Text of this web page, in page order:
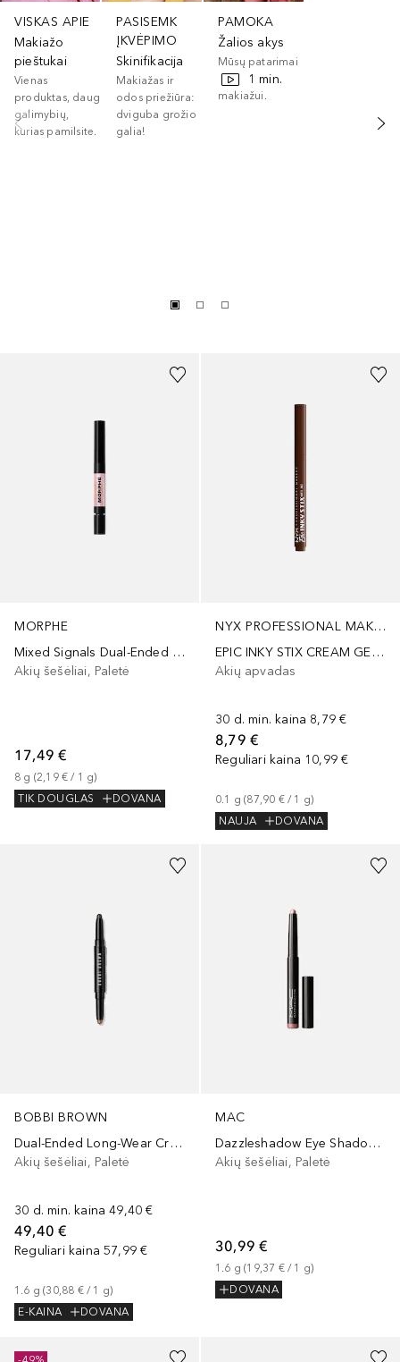
VISKAS APIE
Makiažo
pieštukai
Vienas
produktas, daug
galimybių,
kurias pamilsite.
PASISEMK
ĮKVĖPIMO
Skinifikacija
Makiažas ir
odos priežiūra:
dviguba grožio
galia!
1 min.
PAMOKA
Žalios akys
Mūsų patarimai
žalių akių
makiažui.
MORPHE
Mixed Signals Dual-Ended Cream & Liquid Shadow Stick
Akių šešėliai, Paletė
17,49 €
8 g (2,19 € / 1 g)
TIK DOUGLAS
DOVANA
NYX PROFESSIONAL MAKEUP
EPIC INKY STIX CREAM GEL EYELINER
Akių apvadas
30 d. min. kaina 8,79 €
8,79 €
Reguliari kaina 10,99 €
0.1 g (87,90 € / 1 g)
NAUJA
DOVANA
BOBBI BROWN
Dual-Ended Long-Wear Cream Shadow Stick
Akių šešėliai, Paletė
30 d. min. kaina 49,40 €
49,40 €
Reguliari kaina 57,99 €
1.6 g (30,88 € / 1 g)
E-KAINA
DOVANA
MAC
Dazzleshadow Eye Shadow Sticks
Akių šešėliai, Paletė
30,99 €
1.6 g (19,37 € / 1 g)
DOVANA
+5